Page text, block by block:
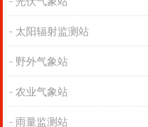
太阳辐射监测站
野外气象站
农业气象站
雨量监测站